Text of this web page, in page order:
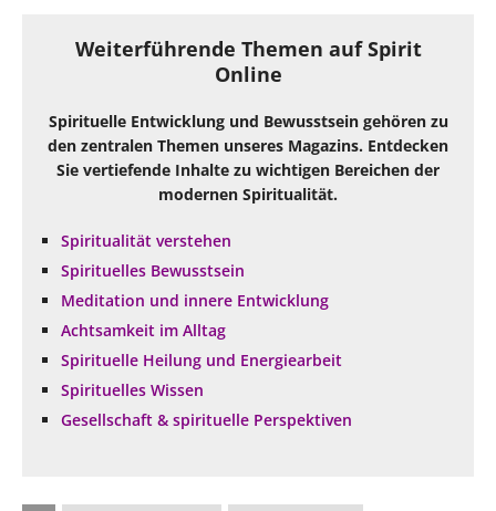
Weiterführende Themen auf Spirit
Online
Spirituelle Entwicklung und Bewusstsein gehören zu
den zentralen Themen unseres Magazins. Entdecken
Sie vertiefende Inhalte zu wichtigen Bereichen der
modernen Spiritualität.
Spiritualität verstehen
Spirituelles Bewusstsein
Meditation und innere Entwicklung
Achtsamkeit im Alltag
Spirituelle Heilung und Energiearbeit
Spirituelles Wissen
Gesellschaft & spirituelle Perspektiven